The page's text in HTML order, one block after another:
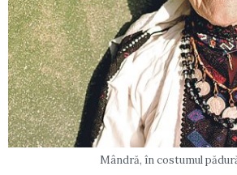
Mândră, în costumul